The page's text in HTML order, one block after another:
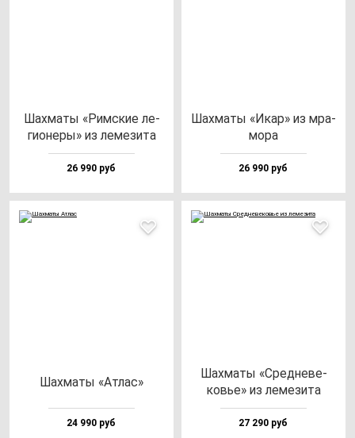
Шах­ма­ты «Рим­ские ле­
ги­оне­ры» из ле­ме­зи­та
26 990 руб
Шах­ма­ты «Икар» из мра­
мо­ра
26 990 руб
Шах­ма­ты «Атлас»
24 990 руб
Шах­ма­ты «Сред­не­ве­
ковье» из ле­ме­зи­та
27 290 руб